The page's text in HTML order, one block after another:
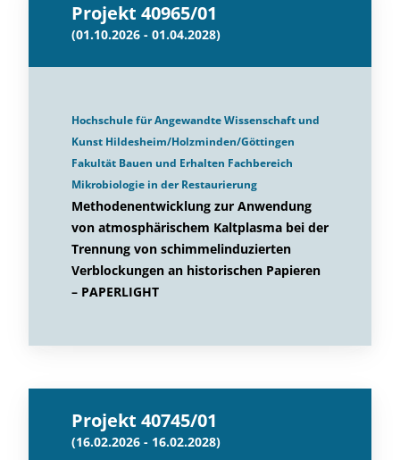
Projekt 40965/01
(01.10.2026 - 01.04.2028)
Hochschule für Angewandte Wissenschaft und
Kunst Hildesheim/Holzminden/Göttingen
Fakultät Bauen und Erhalten Fachbereich
Mikrobiologie in der Restaurierung
Methodenentwicklung zur Anwendung
von atmosphärischem Kaltplasma bei der
Trennung von schimmelinduzierten
Verblockungen an historischen Papieren
– PAPERLIGHT
Projekt 40745/01
(16.02.2026 - 16.02.2028)